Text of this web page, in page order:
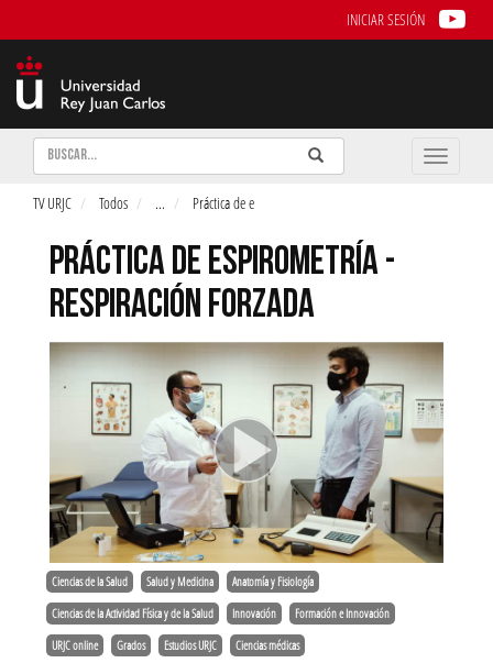
INICIAR SESIÓN
Buscar Enviar
Buscar
Toggle
TV URJC Todos ... Práctica de e
PRÁCTICA DE ESPIROMETRÍA -
RESPIRACIÓN FORZADA
Ciencias de la Salud Salud y Medicina Anatomía y Fisiología
Ciencias de la Actividad Física y de la Salud Innovación Formación e Innovación
URJC online Grados Estudios URJC Ciencias médicas